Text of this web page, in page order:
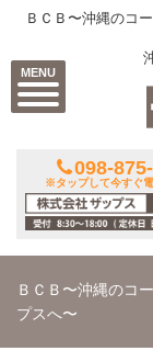
MENU
ＢＣＢ〜沖縄のコ
098-
※タップして今すぐ
ＢＣＢ〜沖縄のコ
プスへ〜